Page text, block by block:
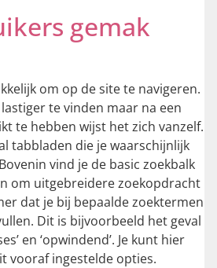
gemak
om op de site te navigeren.
te vinden maar na een
te hebben wijst het zich vanzelf.
tabbladen die je waarschijnlijk
vind je de basic zoekbalk
om uitgebreidere zoekopdracht
dat je bij bepaalde zoektermen
Dit is bijvoorbeeld het geval
en ‘opwindend’. Je kunt hier
vooraf ingestelde opties.